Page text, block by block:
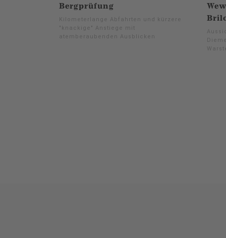
Bergprüfung
Kilometerlange Abfahrten und kürzere
"knackige" Anstiege mit
atemberaubenden Ausblicken